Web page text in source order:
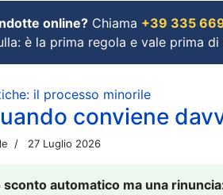
online? Chiama +39 335
è la prima regola e vale prima
il processo minorile
conviene
27 Luglio 2026
automatico ma una